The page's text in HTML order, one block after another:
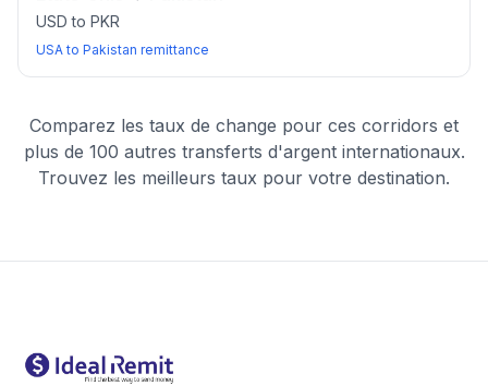
USD to PKR
USA to Pakistan remittance
Comparez les taux de change pour ces corridors et
plus de 100 autres transferts d'argent internationaux.
Trouvez les meilleurs taux pour votre destination.